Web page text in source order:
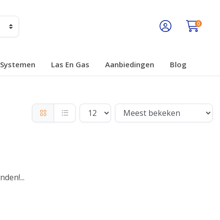
0
Systemen Las En Gas Aanbiedingen Blog